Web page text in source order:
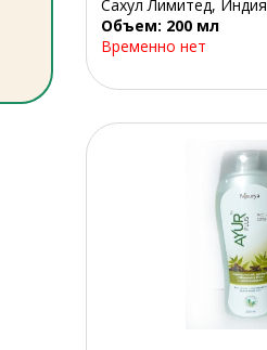
Сахул Лимитед, Индия
Объем: 200 мл
Временно нет